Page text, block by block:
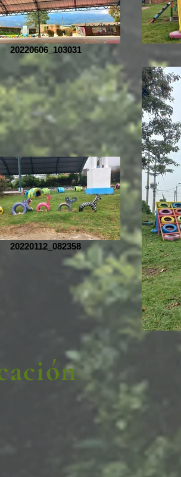
20220606_103031
20220112_082358